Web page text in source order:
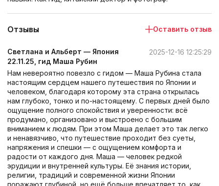
Отзывы Оставить отзыв
Светлана и Альберт — Япония
22.11.25, гид Маша Рубин
2025-12-16 12:25:29
Нам невероятно повезло с гидом — Маша Рубина стала
настоящим сердцем нашего путешествия по Японии и
человеком, благодаря которому эта страна открылась
нам глубоко, тонко и по-настоящему. С первых дней было
ощущение полного спокойствия и уверенности: всё
продумано, организовано и выстроено с большим
вниманием к людям. При этом Маша делает это так легко
и ненавязчиво, что путешествие проходит без суеты,
напряжения и спешки — с ощущением комфорта и
радости от каждого дня. Маша — человек редкой
эрудиции и внутренней культуры. Её знания истории,
религии, традиций и современной жизни Японии